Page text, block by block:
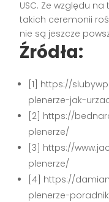
USC. Ze względu
takich ceremonii
nie są jeszcze
Źródła:
[1] https://
plenerze-jak-
[2] https://
plenerze/
[3] https://
plenerze/
[4] https://
plenerze-